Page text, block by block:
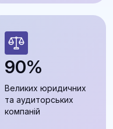
90%
Великих юридичних
та аудиторських
компаній